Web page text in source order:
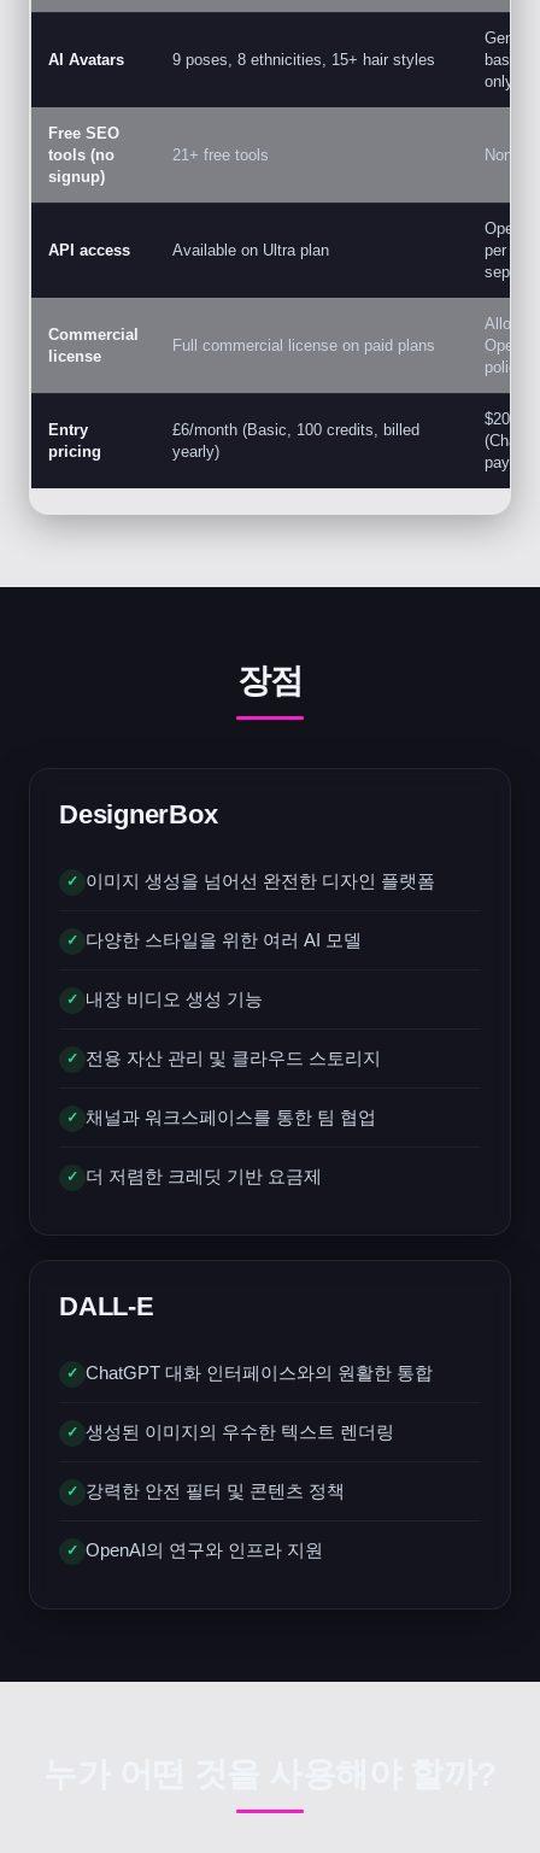
AI Avatars 9 poses, 8 ethnicities, 15+ hair styles
based
only
Free SEO
tools (no
signup)
21+ free tools None
API access Available on Ultra plan
per
Commercial
license
Full commercial license on paid plans
policies
Entry
pricing
£6/month (Basic, 100 credits, billed
yearly)
$20/
pay-
장점
DesignerBox
✓ 이미지 생성을 넘어선 완전한 디자인 플랫폼
✓ 다양한 스타일을 위한 여러 AI 모델
✓ 내장 비디오 생성 기능
✓ 전용 자산 관리 및 클라우드 스토리지
✓ 채널과 워크스페이스를 통한 팀 협업
✓ 더 저렴한 크레딧 기반 요금제
DALL-E
✓ ChatGPT 대화 인터페이스와의 원활한 통합
✓ 생성된 이미지의 우수한 텍스트 렌더링
✓ 강력한 안전 필터 및 콘텐츠 정책
✓ OpenAI의 연구와 인프라 지원